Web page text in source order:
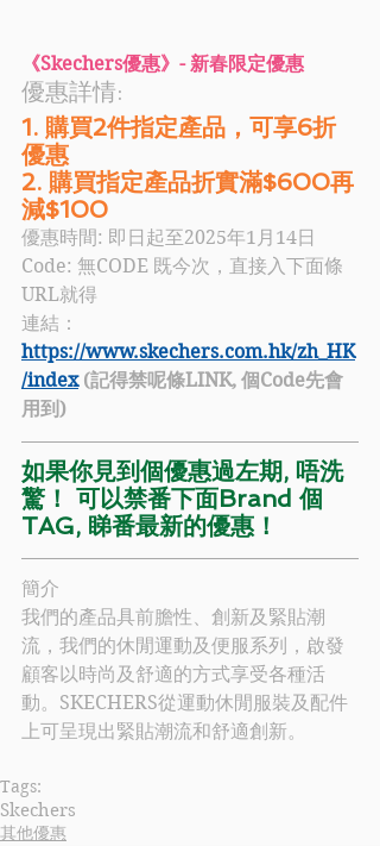
《Skechers優惠》- 新春限定優惠
優惠詳情:
1. 購買2件指定產品，可享6折
優惠
2. 購買指定產品折實滿$600再
減$100
優惠時間: 即日起至2025年1月14日
Code: 無CODE 既今次，直接入下面條
URL就得
連結：
https://www.skechers.com.hk/zh_HK
/index (記得禁呢條LINK, 個Code先會
用到)
如果你見到個優惠過左期, 唔洗
驚！ 可以禁番下面Brand 個
TAG, 睇番最新的優惠！
簡介
我們的產品具前膽性、創新及緊貼潮
流，我們的休閒運動及便服系列，啟發
顧客以時尚及舒適的方式享受各種活
動。 SKECHERS從運動休閒服裝及配件
上可呈現出緊貼潮流和舒適創新。
Tags:
Skechers
其他優惠